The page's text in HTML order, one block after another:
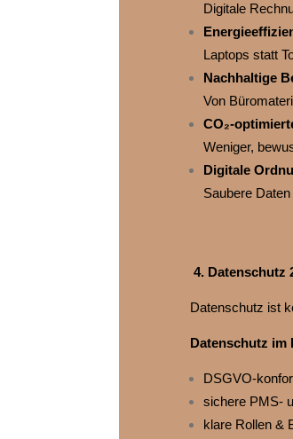
Digitale
Laptops statt
Nachhaltige
Von
Weniger,
Digitale
Saubere
4. Datenschutz
Datenschutz ist
Datenschutz im
sichere PMS‑
klare Rollen &